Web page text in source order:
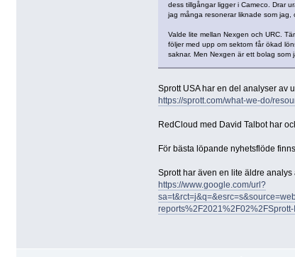
dess tillgångar ligger i Cameco. Drar
jag många resonerar liknade som
Valde lite mellan Nexgen och URC.
följer med upp om sektorn får ökad
saknar. Men Nexgen är ett bolag som
Sprott USA har en del analyser av
https://sprott.com/what-we-do/
RedCloud med David Talbot har
För bästa löpande nyhetsflöde
Sprott har även en lite äldre
https://www.google.com/url?